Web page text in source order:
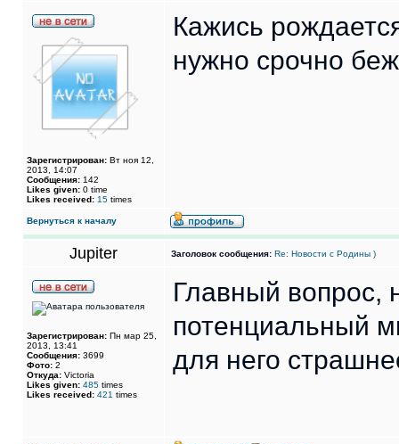
Зарегистрирован: Вт ноя 12,
2013, 14:07
Сообщения: 142
Likes given: 0 time
Likes received: 15 times
Кажись
нужно срочно
Вернуться к началу
Jupiter Заголовок сообщения: Re: Новости с Родины )
Зарегистрирован: Пн мар 25,
2013, 13:41
Сообщения: 3699
Фото: 2
Откуда: Victoria
Likes given: 485 times
Likes received: 421 times
Главный вопрос,
потенциальный
для него